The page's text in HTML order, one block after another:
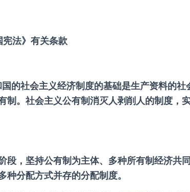
宪法》有关条款
的社会主义经济制度的基础是生产资料的社
制。社会主义公有制消灭人剥削人的制度，
段，坚持公有制为主体、多种所有制经济共
种分配方式并存的分配制度。